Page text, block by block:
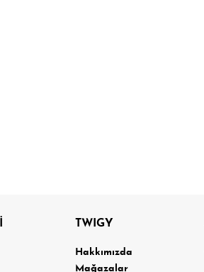
TWIGY
Hakkımızda
Mağazalar